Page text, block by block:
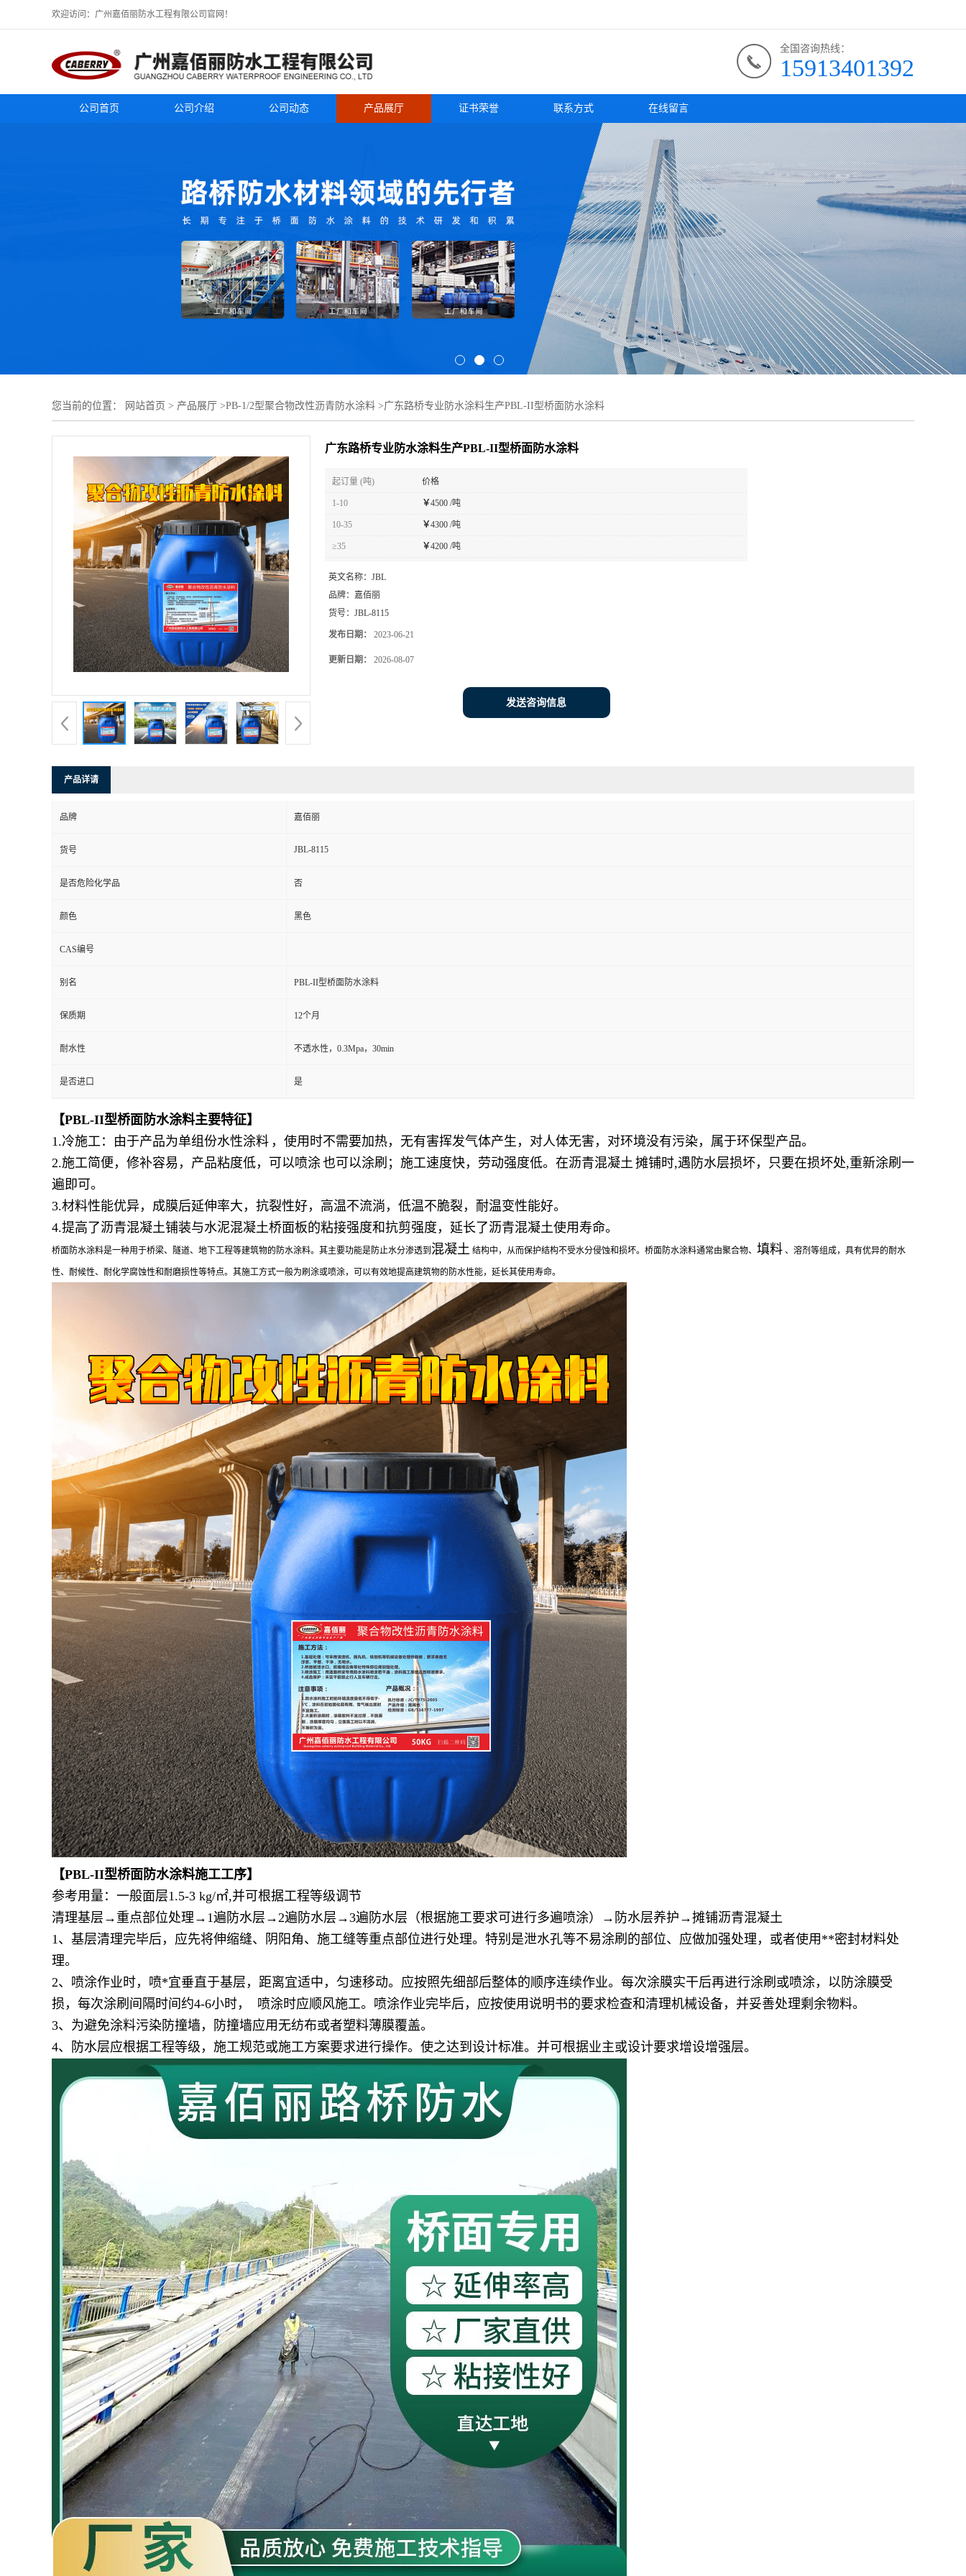
欢迎访问：广州嘉佰丽防水工程有限公司官网！
全国咨询热线：
15913401392
公司首页 公司介绍 公司动态 产品展厅 证书荣誉 联系方式 在线留言
您当前的位置： 网站首页 > 产品展厅 >PB-1/2型聚合物改性沥青防水涂料 >广东路桥专业防水涂料生产PBL-II型桥面防水涂料
广东路桥专业防水涂料生产PBL-II型桥面防水涂料
起订量 (吨) 价格
1-10 ￥4500 /吨
10-35 ￥4300 /吨
≥35 ￥4200 /吨
英文名称： JBL
品牌： 嘉佰丽
货号： JBL-8115
发布日期： 2023-06-21
更新日期： 2026-08-07
发送咨询信息
产品详请
品牌 嘉佰丽
货号 JBL-8115
是否危险化学品 否
颜色 黑色
CAS编号
别名 PBL-II型桥面防水涂料
保质期 12个月
耐水性 不透水性，0.3Mpa，30min
是否进口 是
【PBL-II型桥面防水涂料主要特征】
1.冷施工：由于产品为单组份水性涂料 ，使用时不需要加热，无有害挥发气体产生，对人体无害，对环境没有污染，属于环保型产品。
2.施工简便，修补容易，产品粘度低，可以喷涂也可以涂刷；施工速度快，劳动强度低。在沥青混凝土 摊铺时,遇防水层损坏，只要在损坏处,重新涂刷一
遍即可。
3.材料性能优异，成膜后延伸率大，抗裂性好，高温不流淌，低温不脆裂，耐温变性能好。
4.提高了沥青混凝土铺装与水泥混凝土桥面板的粘接强度和抗剪强度，延长了沥青混凝土使用寿命。
桥面防水涂料是一种用于桥梁、隧道、地下工程等建筑物的防水涂料。其主要功能是防止水分渗透到 混凝土 结构中，从而保护结构不受水分侵蚀和损坏。桥面防水涂料通常由聚合物、 填料 、溶剂等组成，具有优异的耐水
性、耐候性、耐化学腐蚀性和耐磨损性等特点。其施工方式一般为刷涂或喷涂，可以有效地提高建筑物的防水性能，延长其使用寿命。
【PBL-II型桥面防水涂料施工工序】
参考用量：一般面层1.5-3 kg/㎡,并可根据工程等级调节
清理基层→重点部位处理→1遍防水层→2遍防水层→3遍防水层（根据施工要求可进行多遍喷涂）→防水层养护→摊铺沥青混凝土
1、基层清理完毕后，应先将伸缩缝、阴阳角、施工缝等重点部位进行处理。特别是泄水孔等不易涂刷的部位、应做加强处理，或者使用**密封材料处
理。
2、喷涂作业时，喷*宜垂直于基层，距离宜适中，匀速移动。应按照先细部后整体的顺序连续作业。每次涂膜实干后再进行涂刷或喷涂，以防涂膜受
损，每次涂刷间隔时间约4-6小时， 喷涂时应顺风施工。喷涂作业完毕后，应按使用说明书的要求检查和清理机械设备，并妥善处理剩余物料。
3、为避免涂料污染防撞墙，防撞墙应用无纺布或者塑料薄膜覆盖。
4、防水层应根据工程等级，施工规范或施工方案要求进行操作。使之达到设计标准。并可根据业主或设计要求增设增强层。